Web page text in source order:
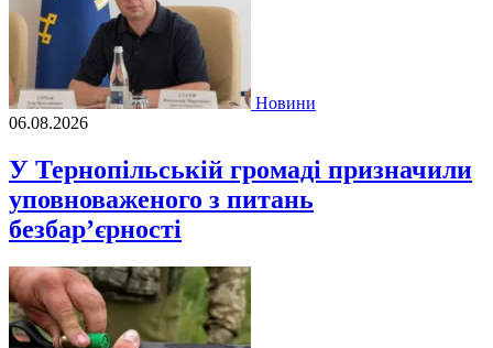
Новини
06.08.2026
У Тернопільській громаді призначили
уповноваженого з питань
безбар’єрності